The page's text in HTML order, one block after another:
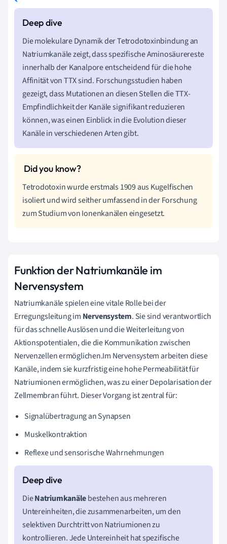
Die molekulare Dynamik der Tetrodotoxinbindung an
Natriumkanäle zeigt, dass spezifische Aminosäurereste
innerhalb der Kanalpore entscheidend für die hohe
Affinität von TTX sind. Forschungsstudien haben
gezeigt, dass Mutationen an diesen Stellen die TTX-
Empfindlichkeit der Kanäle signifikant reduzieren
können, was einen Einblick in die Evolution dieser
Kanäle in verschiedenen Arten gibt.
Tetrodotoxin wurde erstmals 1909 aus Kugelfischen
isoliert und wird seither umfassend in der Forschung
zum Studium von Ionenkanälen eingesetzt.
Funktion der Natriumkanäle im
Nervensystem
Natriumkanäle spielen eine vitale Rolle bei der
Erregungsleitung im Nervensystem. Sie sind verantwortlich
für das schnelle Auslösen und die Weiterleitung von
Aktionspotentialen, die die Kommunikation zwischen
Nervenzellen ermöglichen.Im Nervensystem arbeiten diese
Kanäle, indem sie kurzfristig eine hohe Permeabilität für
Natriumionen ermöglichen, was zu einer Depolarisation der
Zellmembran führt. Dieser Vorgang ist zentral für:
Signalübertragung an Synapsen
Muskelkontraktion
Reflexe und sensorische Wahrnehmungen
DieNatriumkanälebestehen aus mehreren
Untereinheiten, die zusammenarbeiten, um den
selektiven Durchtritt von Natriumionen zu
kontrollieren. Jede Untereinheit hat spezifische